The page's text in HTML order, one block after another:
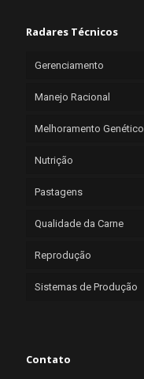
Radares Técnicos
Gerenciamento
Manejo Racional
Melhoramento Genético
Nutrição
Pastagens
Qualidade da Carne
Reprodução
Sistemas de Produção
Contato